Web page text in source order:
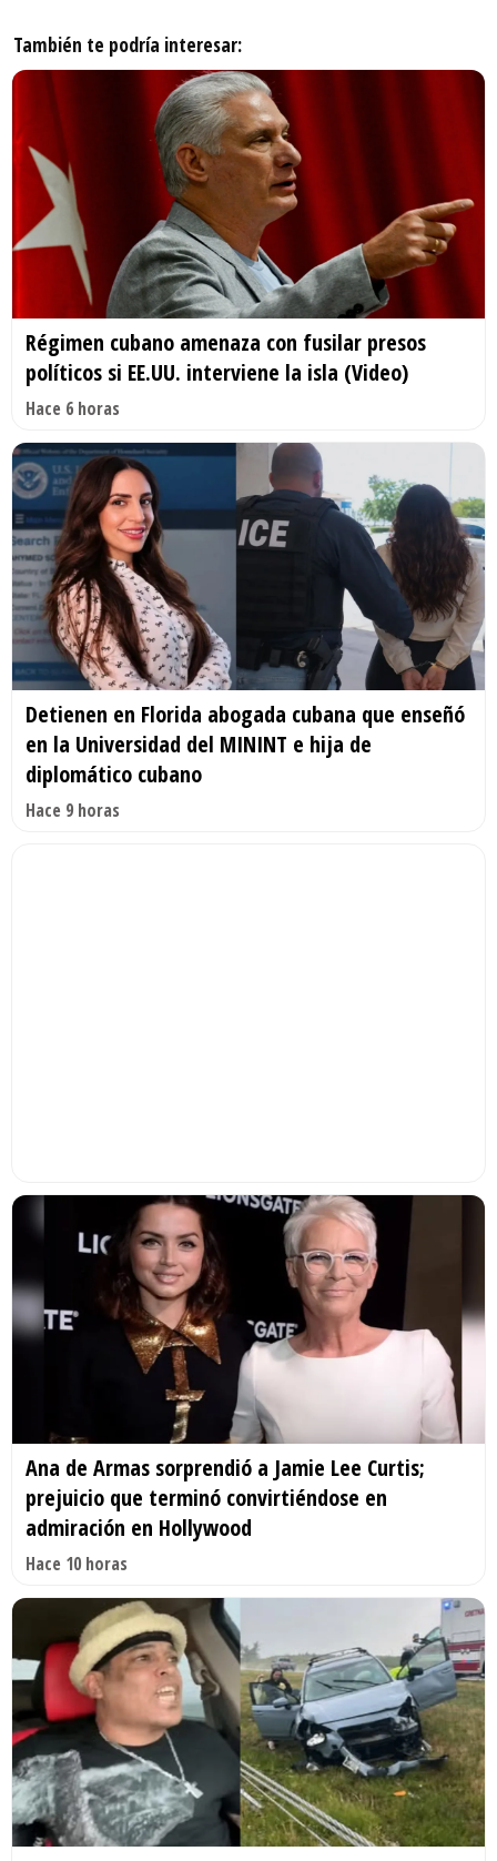
También te podría interesar:
Régimen cubano amenaza con fusilar presos
políticos si EE.UU. interviene la isla (Video)
Hace 6 horas
Detienen en Florida abogada cubana que enseñó
en la Universidad del MININT e hija de
diplomático cubano
Hace 9 horas
Ana de Armas sorprendió a Jamie Lee Curtis;
prejuicio que terminó convirtiéndose en
admiración en Hollywood
Hace 10 horas